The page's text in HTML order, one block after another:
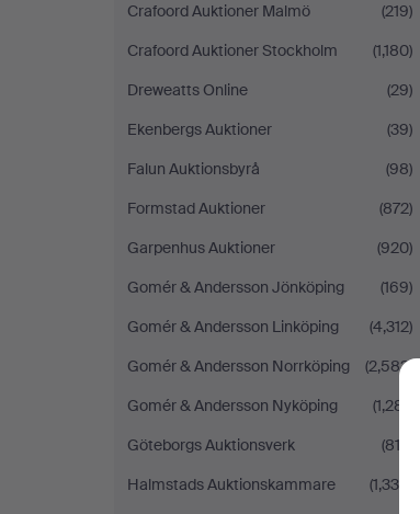
Crafoord Auktioner Malmö
(219)
Crafoord Auktioner Stockholm
(1,180)
Dreweatts Online
(29)
Ekenbergs Auktioner
(39)
Falun Auktionsbyrå
(98)
Formstad Auktioner
(872)
Garpenhus Auktioner
(920)
Gomér & Andersson Jönköping
(169)
Gomér & Andersson Linköping
(4,312)
Gomér & Andersson Norrköping
(2,583)
Gomér & Andersson Nyköping
(1,281)
Göteborgs Auktionsverk
(812)
Halmstads Auktionskammare
(1,334)